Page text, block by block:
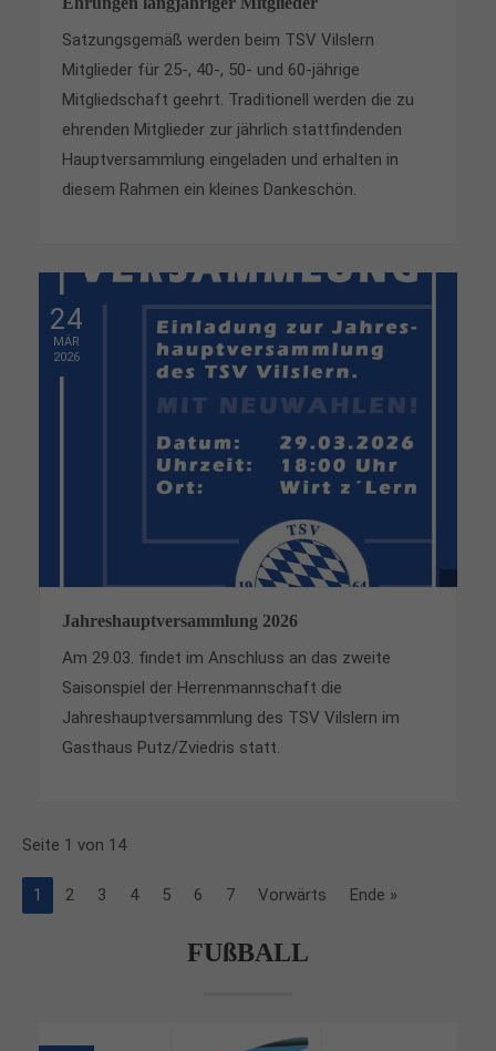
Satzungsgemäß werden beim TSV Vilslern
Mitglieder für 25-, 40-, 50- und 60-jährige
Mitgliedschaft geehrt. Traditionell werden die zu
ehrenden Mitglieder zur jährlich stattfindenden
Hauptversammlung eingeladen und erhalten in
diesem Rahmen ein kleines Dankeschön.
24
MÄR
2026
Jahreshauptversammlung 2026
Am 29.03. findet im Anschluss an das zweite
Saisonspiel der Herrenmannschaft die
Jahreshauptversammlung des TSV Vilslern im
Gasthaus Putz/Zviedris statt.
Seite 1 von 14
1 2 3 4 5 6 7 Vorwärts Ende »
FUßBALL